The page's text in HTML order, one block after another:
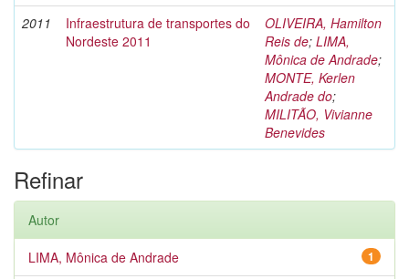
2011
Infraestrutura de transportes do
Nordeste 2011
OLIVEIRA, Hamilton
Reis de; LIMA,
Mônica de Andrade;
MONTE, Kerlen
Andrade do;
MILITÃO, Vivianne
Benevides
Refinar
Autor
1
LIMA, Mônica de Andrade